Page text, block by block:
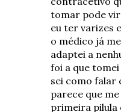
tomar pode
eu ter varizes
o médico já
adaptei a
foi a que
sei como falar
parece que
primeira pilula